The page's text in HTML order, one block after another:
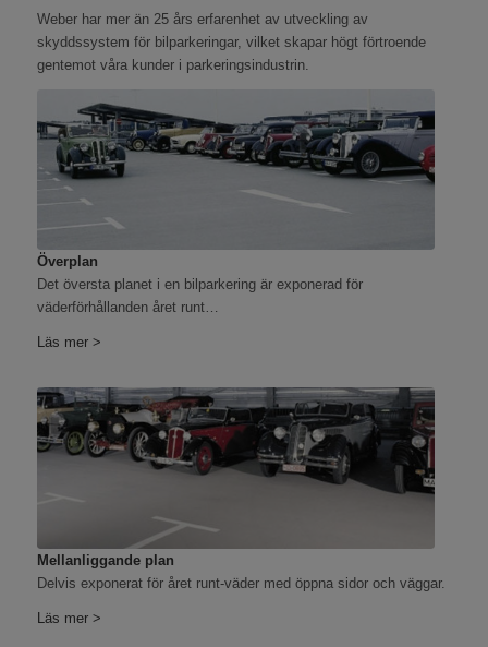
Weber har mer än 25 års erfarenhet av utveckling av
skyddssystem för bilparkeringar, vilket skapar högt förtroende
gentemot våra kunder i parkeringsindustrin.
Överplan
Det översta planet i en bilparkering är exponerad för
väderförhållanden året runt…
Läs mer >
Mellanliggande plan
Delvis exponerat för året runt-väder med öppna sidor och väggar.
Läs mer >